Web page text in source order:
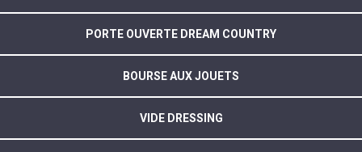
PORTE OUVERTE DREAM COUNTRY
BOURSE AUX JOUETS
VIDE DRESSING